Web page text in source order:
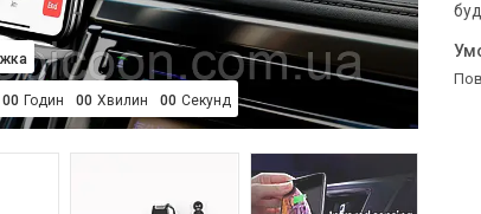
00 Годин 00 Хвилин 00 Секунд